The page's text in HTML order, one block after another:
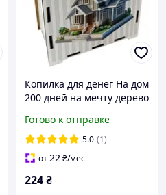
Копилка для денег На дом
200 дней на мечту дерево
Готово к отправке
5.0 (1)
от22₴/мес
224₴